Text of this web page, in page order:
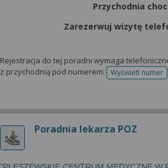
Przychodnia
Zarezerwuj wizytę
Rejestracja do tej poradni wymaga
z przychodnią pod numerem:
Wyświetl numer
telefonu
Poradnia lekarza POZ